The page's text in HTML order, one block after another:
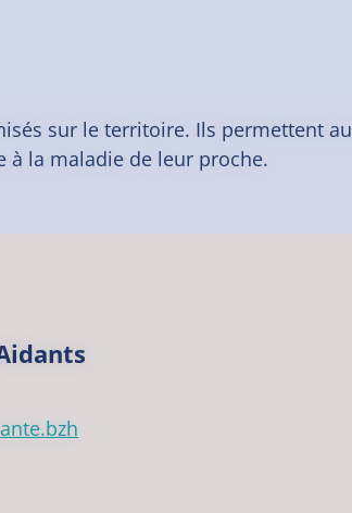
sur le territoire. Ils permettent
à la maladie de leur proche.